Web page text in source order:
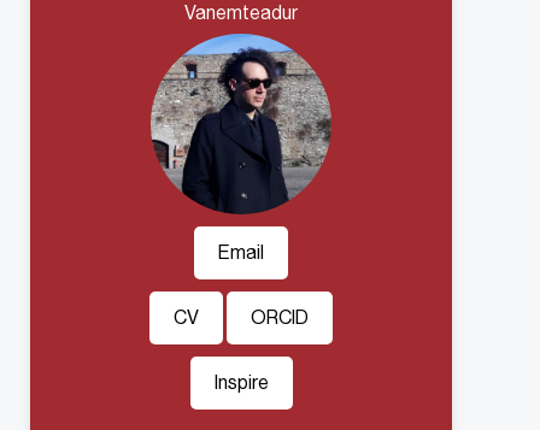
Vanemteadur
Email
CV ORCID
Inspire